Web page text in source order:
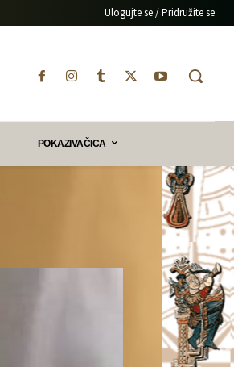
Ulogujte se / Pridružite se
POKAZIVAČICA